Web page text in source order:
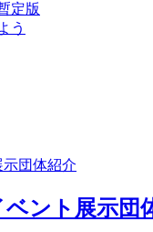
定版
う
ント展示団